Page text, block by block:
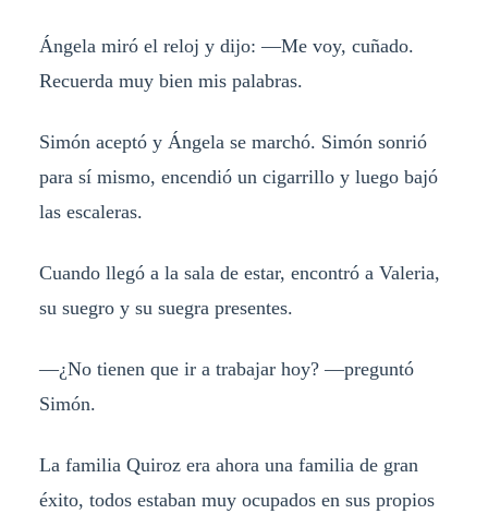
Ángela miró el reloj y dijo: —Me voy, cuñado.
Recuerda muy bien mis palabras.
Simón aceptó y Ángela se marchó. Simón sonrió
para sí mismo, encendió un cigarrillo y luego bajó
las escaleras.
Cuando llegó a la sala de estar, encontró a Valeria,
su suegro y su suegra presentes.
—¿No tienen que ir a trabajar hoy? —preguntó
Simón.
La familia Quiroz era ahora una familia de gran
éxito, todos estaban muy ocupados en sus propios